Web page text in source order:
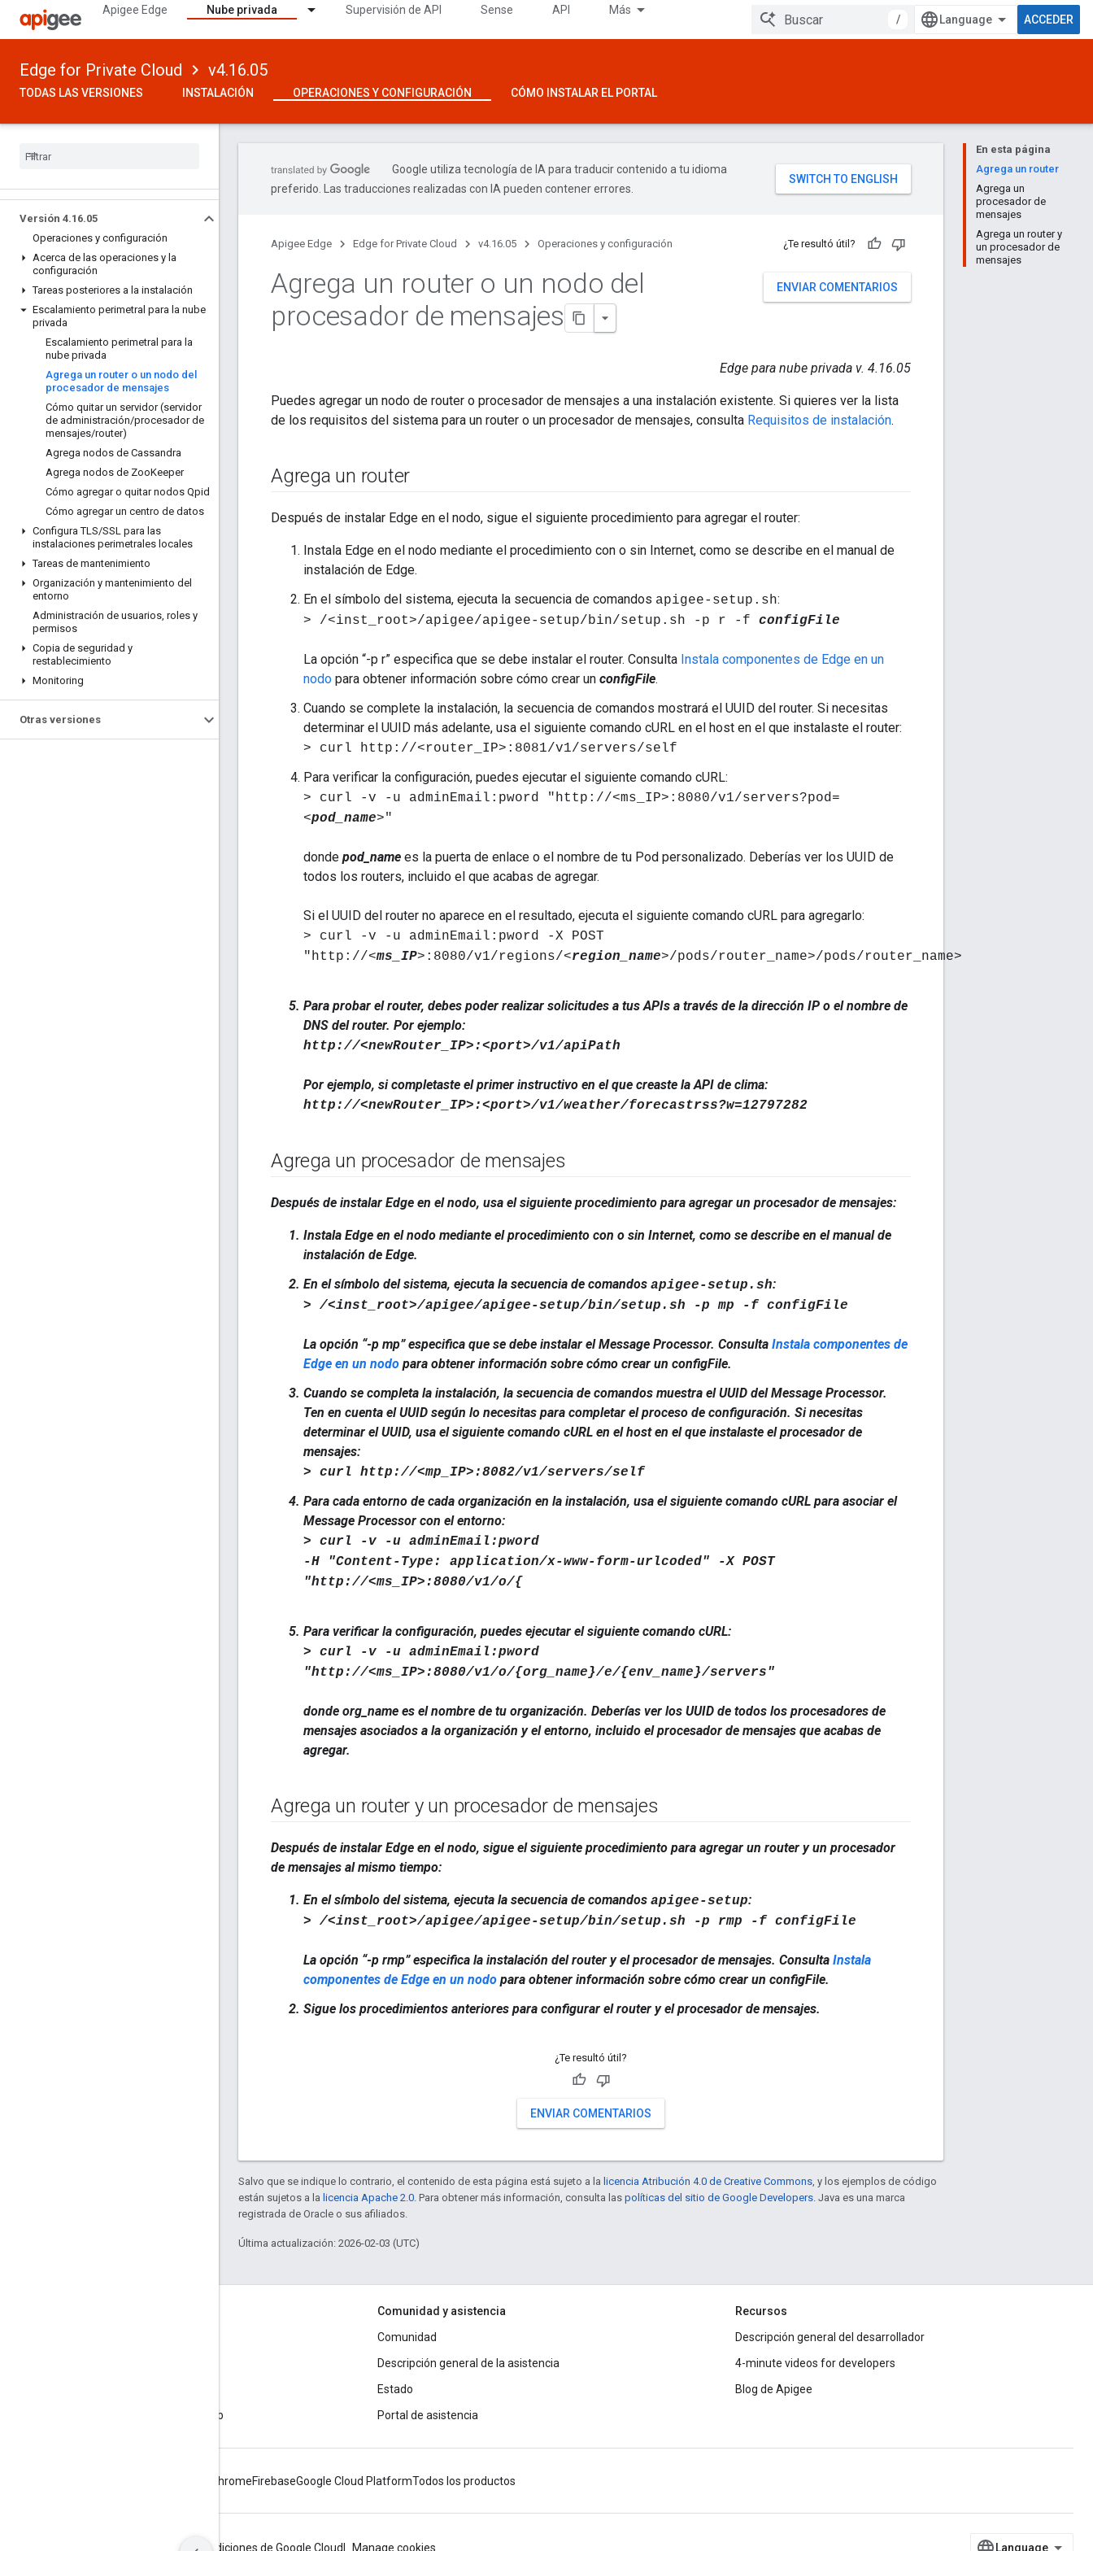
Apigee Edge Nube privada Supervisión de API Sense API Más
/ ACCEDER
Edge for Private Cloud v4.16.05
TODAS LAS VERSIONES INSTALACIÓN OPERACIONES Y CONFIGURACIÓN CÓMO INSTALAR EL PORTAL
Versión 4.16.05
Operaciones y configuración
Acerca de las operaciones y la
configuración
Tareas posteriores a la instalación
Escalamiento perimetral para la nube
privada
Escalamiento perimetral para la
nube privada
Agrega un router o un nodo del
procesador de mensajes
Cómo quitar un servidor (servidor
de administración/procesador de
mensajes/router)
Agrega nodos de Cassandra
Agrega nodos de ZooKeeper
Cómo agregar o quitar nodos Qpid
Cómo agregar un centro de datos
Configura TLS/SSL para las
instalaciones perimetrales locales
Tareas de mantenimiento
Organización y mantenimiento del
entorno
Administración de usuarios, roles y
permisos
Copia de seguridad y
restablecimiento
Monitoring
Otras versiones
En esta página
Agrega un router
Agrega un
procesador de
mensajes
Agrega un router y
un procesador de
mensajes
Google utiliza tecnología de IA para traducir contenido a tu idioma
preferido. Las traducciones realizadas con IA pueden contener errores.
Apigee Edge Edge for Private Cloud v4.16.05 Operaciones y configuración ¿Te resultó útil?
ENVIAR COMENTARIOS
Agrega un router o un nodo del
procesador de mensajes
Edge para nube privada v. 4.16.05
Puedes agregar un nodo de router o procesador de mensajes a una instalación existente. Si quieres ver la lista
de los requisitos del sistema para un router o un procesador de mensajes, consulta Requisitos de instalación.
Agrega un router
Después de instalar Edge en el nodo, sigue el siguiente procedimiento para agregar el router:
Instala Edge en el nodo mediante el procedimiento con o sin Internet, como se describe en el manual de
instalación de Edge.
En el símbolo del sistema, ejecuta la secuencia de comandos apigee-setup.sh:
> /<inst_root>/apigee/apigee-setup/bin/setup.sh -p r -f configFile
La opción “-p r” especifica que se debe instalar el router. Consulta Instala componentes de Edge en un
nodo para obtener información sobre cómo crear un configFile.
Cuando se complete la instalación, la secuencia de comandos mostrará el UUID del router. Si necesitas
determinar el UUID más adelante, usa el siguiente comando cURL en el host en el que instalaste el router:
> curl http://<router_IP>:8081/v1/servers/self
Para verificar la configuración, puedes ejecutar el siguiente comando cURL:
> curl -v -u adminEmail:pword "http://<ms_IP>:8080/v1/servers?pod=
<pod_name>"
donde pod_name es la puerta de enlace o el nombre de tu Pod personalizado. Deberías ver los UUID de
todos los routers, incluido el que acabas de agregar.
Si el UUID del router no aparece en el resultado, ejecuta el siguiente comando cURL para agregarlo:
> curl -v -u adminEmail:pword -X POST
"http://<ms_IP>:8080/v1/regions/<region_name>/pods/router_name>/pods/router_name>
Para probar el router, debes poder realizar solicitudes a tus APIs a través de la dirección IP o el nombre de
DNS del router. Por ejemplo:
http://<newRouter_IP>:<port>/v1/apiPath
Por ejemplo, si completaste el primer instructivo en el que creaste la API de clima:
http://<newRouter_IP>:<port>/v1/weather/forecastrss?w=12797282
Agrega un procesador de mensajes
Después de instalar Edge en el nodo, usa el siguiente procedimiento para agregar un procesador de mensajes:
Instala Edge en el nodo mediante el procedimiento con o sin Internet, como se describe en el manual de
instalación de Edge.
En el símbolo del sistema, ejecuta la secuencia de comandos apigee-setup.sh:
> /<inst_root>/apigee/apigee-setup/bin/setup.sh -p mp -f configFile
La opción “-p mp” especifica que se debe instalar el Message Processor. Consulta Instala componentes de
Edge en un nodo para obtener información sobre cómo crear un configFile.
Cuando se completa la instalación, la secuencia de comandos muestra el UUID del Message Processor.
Ten en cuenta el UUID según lo necesitas para completar el proceso de configuración. Si necesitas
determinar el UUID, usa el siguiente comando cURL en el host en el que instalaste el procesador de
mensajes:
> curl http://<mp_IP>:8082/v1/servers/self
Para cada entorno de cada organización en la instalación, usa el siguiente comando cURL para asociar el
Message Processor con el entorno:
> curl -v -u adminEmail:pword
-H "Content-Type: application/x-www-form-urlcoded" -X POST
"http://<ms_IP>:8080/v1/o/{
Para verificar la configuración, puedes ejecutar el siguiente comando cURL:
> curl -v -u adminEmail:pword
"http://<ms_IP>:8080/v1/o/{org_name}/e/{env_name}/servers"
donde org_name es el nombre de tu organización. Deberías ver los UUID de todos los procesadores de
mensajes asociados a la organización y el entorno, incluido el procesador de mensajes que acabas de
agregar.
Agrega un router y un procesador de mensajes
Después de instalar Edge en el nodo, sigue el siguiente procedimiento para agregar un router y un procesador
de mensajes al mismo tiempo:
En el símbolo del sistema, ejecuta la secuencia de comandos apigee-setup:
> /<inst_root>/apigee/apigee-setup/bin/setup.sh -p rmp -f configFile
La opción “-p rmp” especifica la instalación del router y el procesador de mensajes. Consulta Instala
componentes de Edge en un nodo para obtener información sobre cómo crear un configFile.
Sigue los procedimientos anteriores para configurar el router y el procesador de mensajes.
¿Te resultó útil?
ENVIAR COMENTARIOS
Salvo que se indique lo contrario, el contenido de esta página está sujeto a la licencia Atribución 4.0 de Creative Commons, y los ejemplos de código
están sujetos a la licencia Apache 2.0. Para obtener más información, consulta las políticas del sitio de Google Developers. Java es una marca
registrada de Oracle o sus afiliados.
Última actualización: 2026-02-03 (UTC)
Libros electrónicos y transmisiones web
Comunidad y asistencia
Comunidad
Descripción general de la asistencia
Estado
Portal de asistencia
Recursos
Descripción general del desarrollador
4-minute videos for developers
Blog de Apigee
ChromeFirebaseGoogle Cloud PlatformTodos los productos
Condiciones de Google Cloud Manage cookies